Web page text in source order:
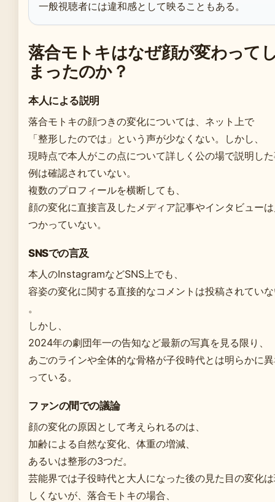
一般視聴者には違和感として映ることもある。
落合モトキはなぜ顔が変わって
まったのか？
本人による説明
落合モトキの顔つきの変化については、ネット上で
「整形したのでは」という声が少なくない。しかし、
現時点で本人がこの点について詳しく公の場で説明し
例は確認されていない。
複数のプロフィールを横断しても、
顔の変化に直接言及したメディア記事やインタビュー
つかっていない。
SNSでの言及
本人のInstagramなどSNS上でも、
容姿の変化に関する直接的なコメントは投稿されてい
。
しかし、
2024年の劇団年一の告知など最新の写真を見る限り、
あごのラインや全体的な骨格が子役時代とは明らかに
っている。
ファンの間での議論
顔の変化の原因として考えられるのは、
加齢による自然な変化、体重の増減、
あるいは整形の3つだ。
芸能界では子役時代と大人になった後の見た目の変化
しくないが、落合モトキの場合、